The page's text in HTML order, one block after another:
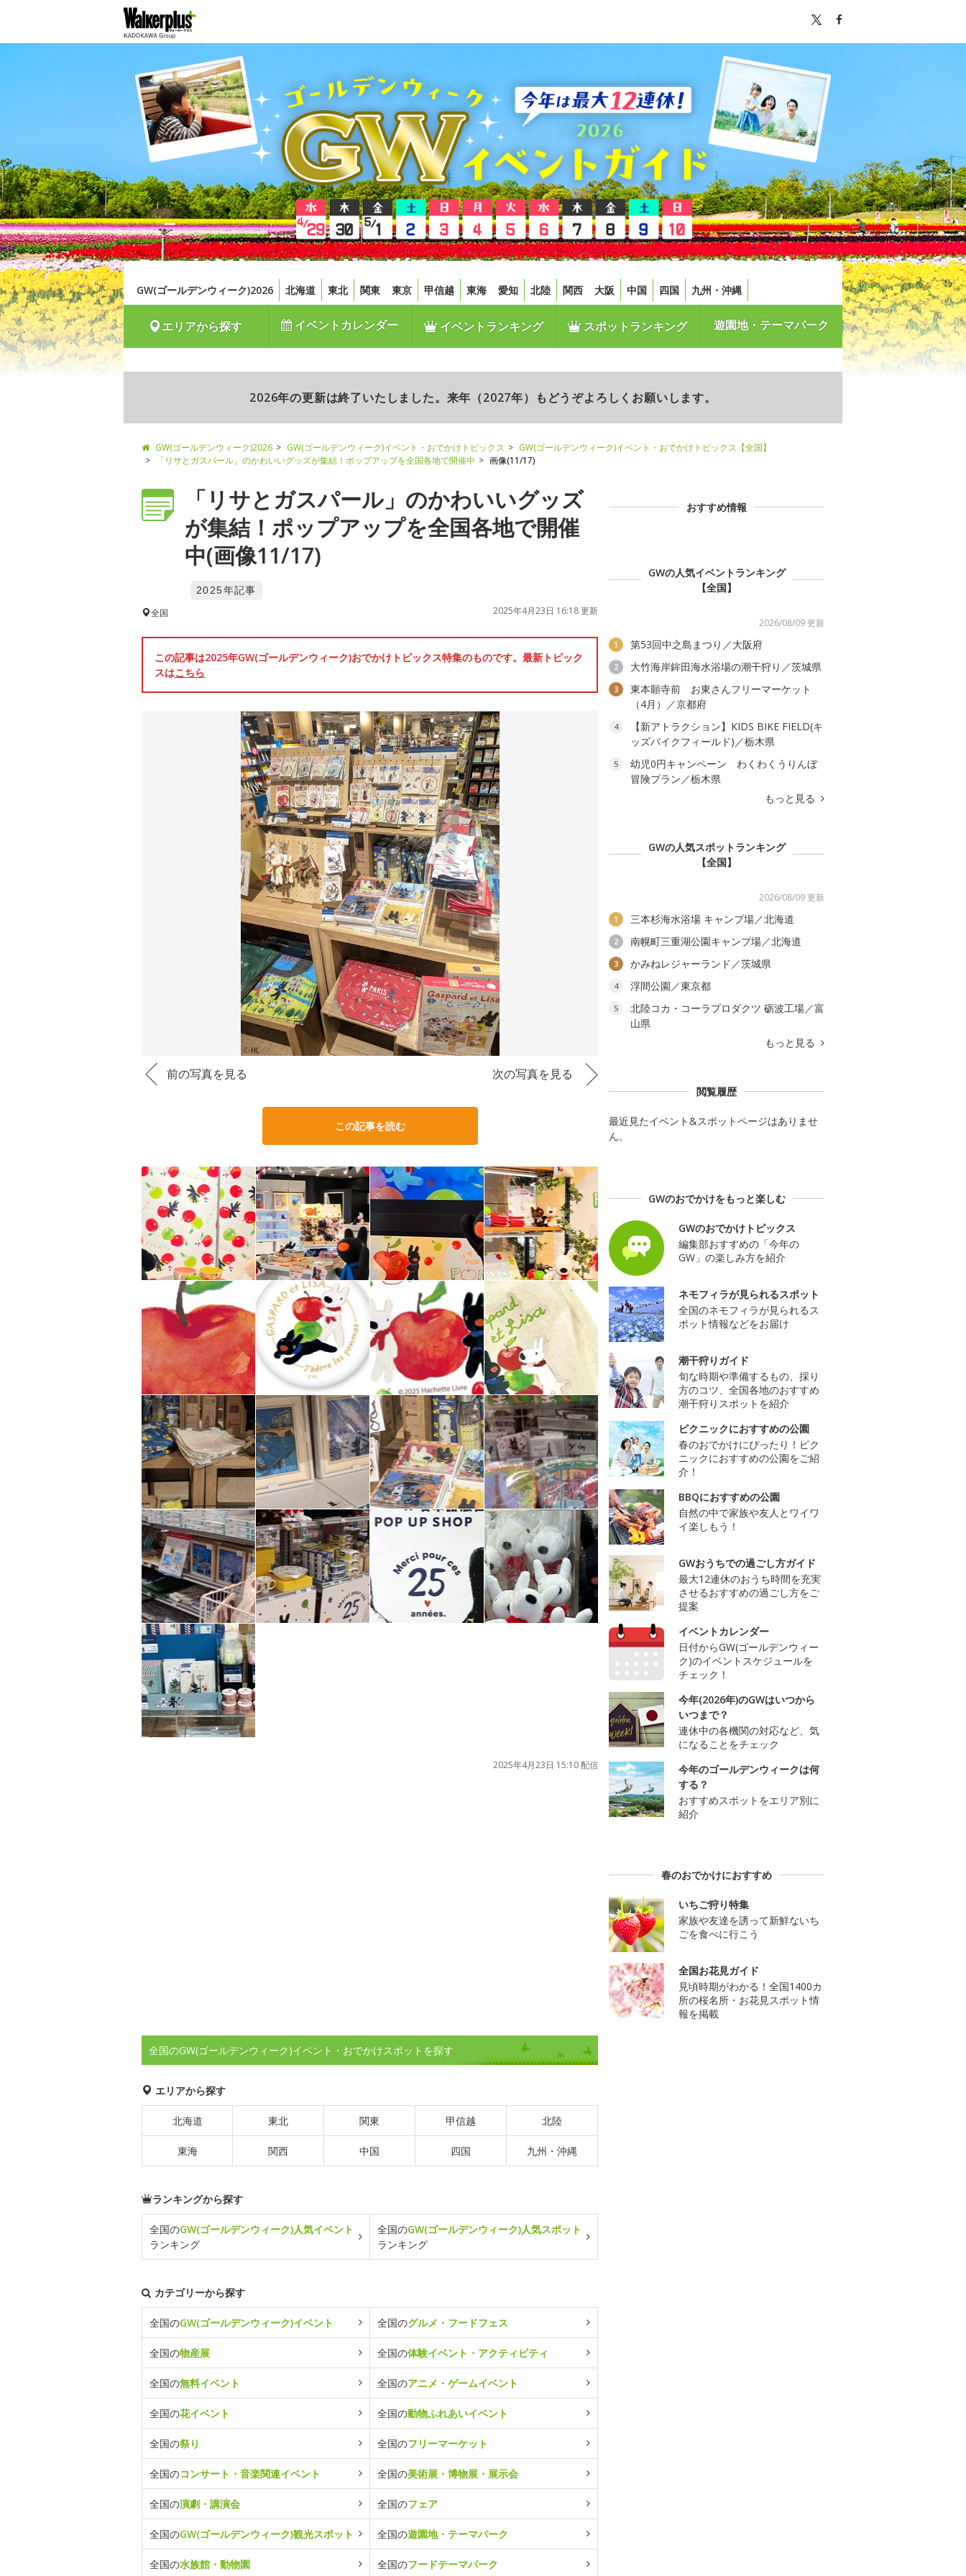
GW(ゴールデンウィーク)2026 北海道 東北 関東 東京 甲信越 東海 愛知 北陸 関西 大阪 中国 四国 九州・沖縄
エリアから探す イベントカレンダー イベントランキング スポットランキング 遊園地・テーマパーク
2026年の更新は終了いたしました。来年（2027年）もどうぞよろしくお願いします。
GW(ゴールデンウィーク)2026 GW(ゴールデンウィーク)イベント・おでかけトピックス
GW(ゴールデンウィーク)イベント・おでかけトピックス【全国】
「リサとガスパール」のかわいいグッズが集結！ポップアップを全国各地で開催中
画像(11/17)
「リサとガスパール」のかわいいグッズ
が集結！ポップアップを全国各地で開催
中(画像11/17)
2025年記事
全国 2025年4月23日 16:18 更新
この記事は2025年GW(ゴールデンウィーク)おでかけトピックス特集のものです。最新トピック
スはこちら
前の写真を見る 次の写真を見る
この記事を読む
2025年4月23日 15:10 配信
全国のGW(ゴールデンウィーク)イベント・おでかけスポットを探す
エリアから探す
北海道 東北 関東 甲信越 北陸
東海 関西 中国 四国 九州・沖縄
ランキングから探す
全国のGW(ゴールデンウィーク)人気イベント
ランキング
全国のGW(ゴールデンウィーク)人気スポット
ランキング
カテゴリーから探す
全国のGW(ゴールデンウィーク)イベント 全国のグルメ・フードフェス
全国の物産展 全国の体験イベント・アクティビティ
全国の無料イベント 全国のアニメ・ゲームイベント
全国の花イベント 全国の動物ふれあいイベント
全国の祭り 全国のフリーマーケット
全国のコンサート・音楽関連イベント 全国の美術展・博物展・展示会
全国の演劇・講演会 全国のフェア
全国のGW(ゴールデンウィーク)観光スポット 全国の遊園地・テーマパーク
全国の水族館・動物園 全国のフードテーマパーク
おすすめ情報
GWの人気イベントランキング
【全国】
2026/08/09 更新
1 第53回中之島まつり／大阪府
2 大竹海岸鉾田海水浴場の潮干狩り／茨城県
3
東本願寺前 お東さんフリーマーケット
（4月）／京都府
4
【新アトラクション】KIDS BIKE FIELD(キ
ッズバイクフィールド)／栃木県
5
幼児0円キャンペーン わくわくうりんぼ
冒険プラン／栃木県
もっと見る
GWの人気スポットランキング
【全国】
2026/08/09 更新
1 三本杉海水浴場 キャンプ場／北海道
2 南幌町三重湖公園キャンプ場／北海道
3 かみねレジャーランド／茨城県
4 浮間公園／東京都
5
北陸コカ・コーラプロダクツ 砺波工場／富
山県
もっと見る
閲覧履歴
最近見たイベント&スポットページはありませ
ん。
GWのおでかけをもっと楽しむ
GWのおでかけトピックス
編集部おすすめの「今年の
GW」の楽しみ方を紹介
ネモフィラが見られるスポット
全国のネモフィラが見られるス
ポット情報などをお届け
潮干狩りガイド
旬な時期や準備するもの、採り
方のコツ、全国各地のおすすめ
潮干狩りスポットを紹介
ピクニックにおすすめの公園
春のおでかけにぴったり！ピク
ニックにおすすめの公園をご紹
介！
BBQにおすすめの公園
自然の中で家族や友人とワイワ
イ楽しもう！
GWおうちでの過ごし方ガイド
最大12連休のおうち時間を充実
させるおすすめの過ごし方をご
提案
イベントカレンダー
日付からGW(ゴールデンウィー
ク)のイベントスケジュールを
チェック！
今年(2026年)のGWはいつから
いつまで？
連休中の各機関の対応など、気
になることをチェック
今年のゴールデンウィークは何
する？
おすすめスポットをエリア別に
紹介
春のおでかけにおすすめ
いちご狩り特集
家族や友達を誘って新鮮ないち
ごを食べに行こう
全国お花見ガイド
見頃時期がわかる！全国1400カ
所の桜名所・お花見スポット情
報を掲載